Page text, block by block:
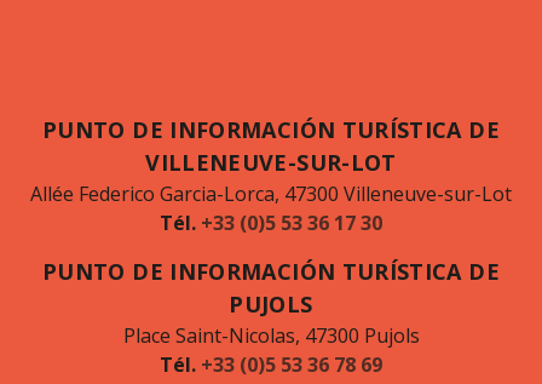
PUNTO DE INFORMACIÓN TURÍSTICA DE
VILLENEUVE-SUR-LOT
Allée Federico Garcia-Lorca, 47300 Villeneuve-sur-Lot
Tél. +33 (0)5 53 36 17 30
PUNTO DE INFORMACIÓN TURÍSTICA DE
PUJOLS
Place Saint-Nicolas, 47300 Pujols
Tél. +33 (0)5 53 36 78 69